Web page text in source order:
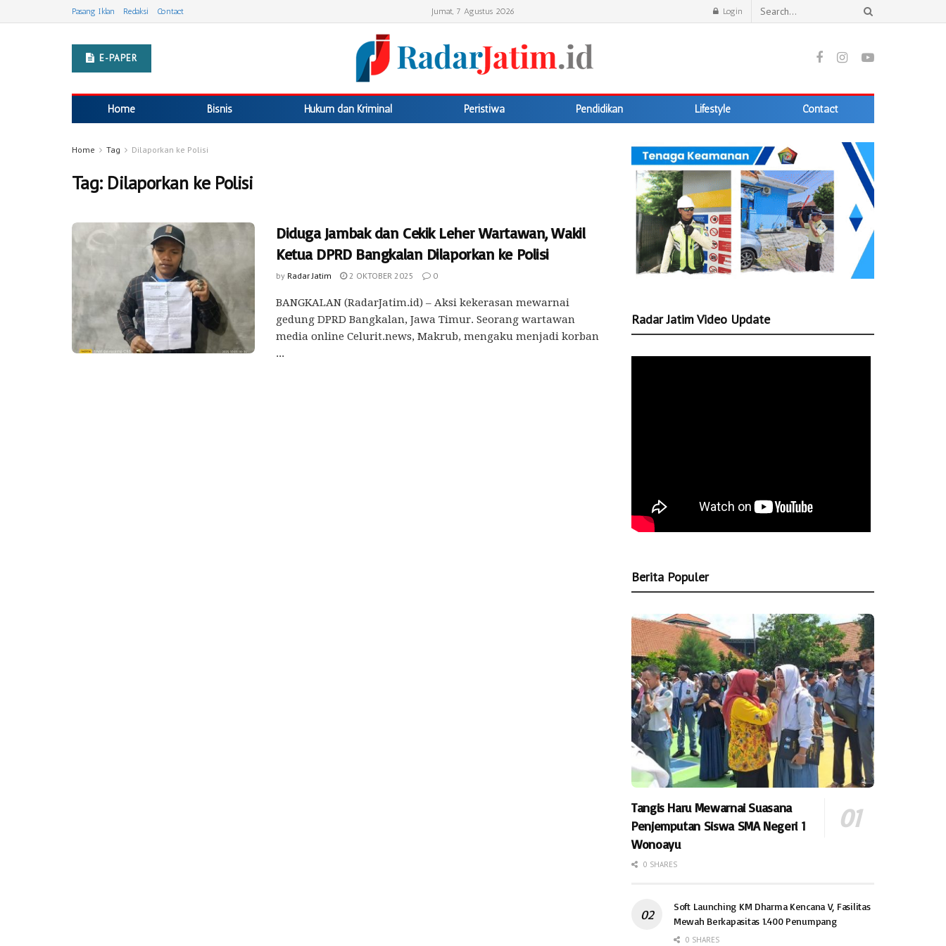
Pasang Iklan Redaksi Contact Jumat, 7 Agustus 2026 Login
E-PAPER
Home Bisnis Hukum dan Kriminal Peristiwa Pendidikan Lifestyle Contact
Home Tag Dilaporkan ke Polisi
Tag: Dilaporkan ke Polisi
Diduga Jambak dan Cekik Leher Wartawan, Wakil
Ketua DPRD Bangkalan Dilaporkan ke Polisi
by Radar Jatim 2 OKTOBER 2025 0
BANGKALAN (RadarJatim.id) – Aksi kekerasan mewarnai
gedung DPRD Bangkalan, Jawa Timur. Seorang wartawan
media online Celurit.news, Makrub, mengaku menjadi korban
...
Radar Jatim Video Update
Berita Populer
Tangis Haru Mewarnai Suasana
Penjemputan Siswa SMA Negeri 1
Wonoayu
0 SHARES
Soft Launching KM Dharma Kencana V, Fasilitas
Mewah Berkapasitas 1.400 Penumpang
0 SHARES